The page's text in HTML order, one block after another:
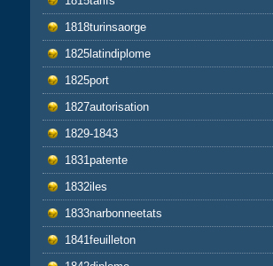
1818turinsaorge
1825latindiplome
1825port
1827autorisation
1829-1843
1831patente
1832iles
1833narbonneetats
1841feuilleton